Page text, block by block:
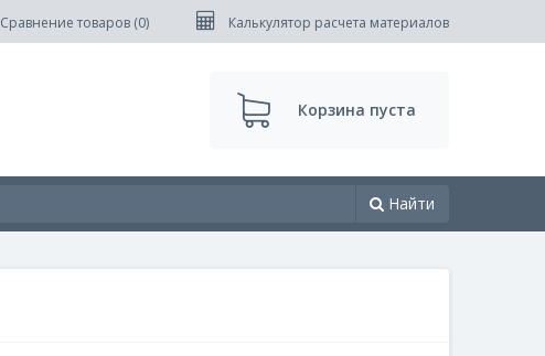
Сравнение товаров (0) Калькулятор расчета материалов
Корзина пуста
Найти